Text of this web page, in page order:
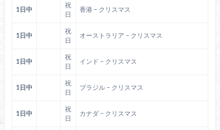
1日中
祝
日
香港 – クリスマス
1日中
祝
日
オーストラリア – クリスマス
1日中
祝
日
インド – クリスマス
1日中
祝
日
ブラジル – クリスマス
1日中
祝
日
カナダ – クリスマス